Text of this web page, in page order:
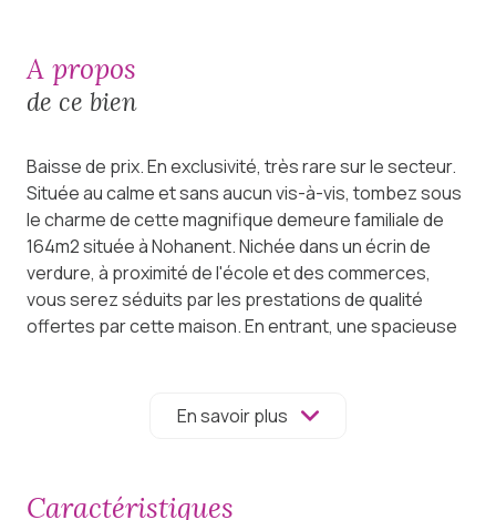
a propos
de ce bien
Baisse de prix. En exclusivité, très rare sur le secteur.
Située au calme et sans aucun vis-à-vis, tombez sous
le charme de cette magnifique demeure familiale de
164m2 située à Nohanent. Nichée dans un écrin de
verdure, à proximité de l'école et des commerces,
vous serez séduits par les prestations de qualité
offertes par cette maison. En entrant, une spacieuse
motorisé. Sur votre droite, vous trouverez une
buanderie de 12m2, un coin rangement de 8m2 et une
l'étage, un dressing de 4m2 vous permettra de vous
En savoir plus
caractéristiques